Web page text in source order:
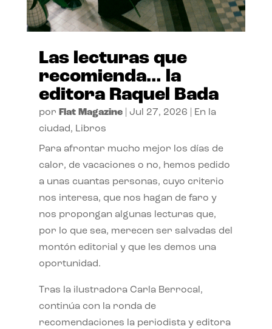
Las lecturas que
recomienda… la
editora Raquel Bada
por Flat Magazine| Jul 27, 2026
En la
ciudad, Libros
Para afrontar mucho mejor los días de
calor, de vacaciones o no, hemos pedido
a unas cuantas personas, cuyo criterio
nos interesa, que nos hagan de faro y
nos propongan algunas lecturas que,
por lo que sea, merecen ser salvadas del
montón editorial y que les demos una
oportunidad.
Tras la ilustradora Carla Berrocal,
continúa con la ronda de
recomendaciones la periodista y editora